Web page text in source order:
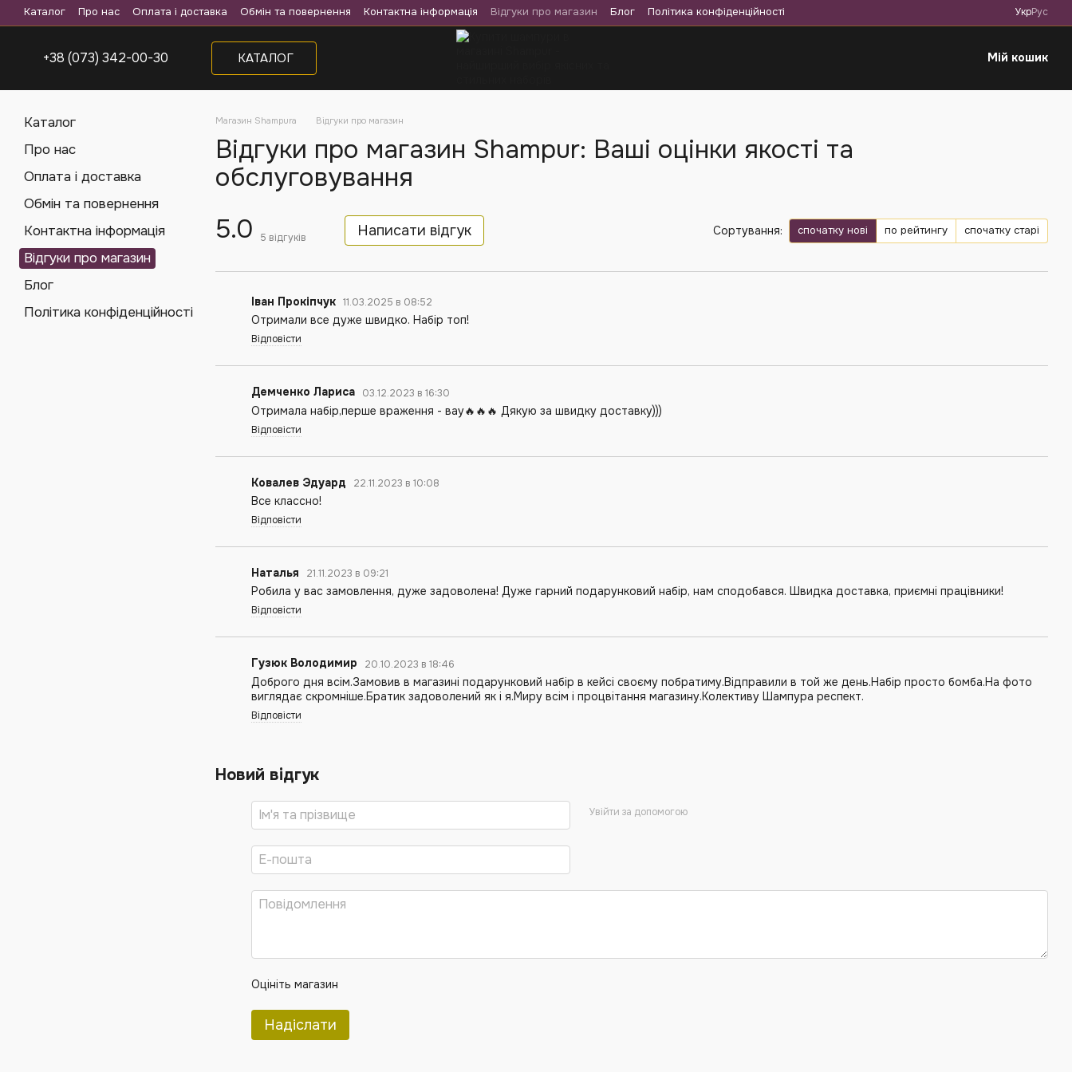
Перейти до основного контенту
Каталог Про нас Оплата і доставка Обмін та повернення Контактна інформація Відгуки про магазин Блог Політика конфіденційності УкрРус
+38 (073) 342-00-30 КАТАЛОГ Мій кошик
Магазин Shampura Відгуки про магазин
Відгуки про магазин Shampur: Ваші оцінки якості та
обслуговування
5.0
5 відгуків Написати відгук Сортування: спочатку нові по рейтингу спочатку старі
Іван Прокіпчук 11.03.2025 в 08:52
Отримали все дуже швидко. Набір топ!
Відповісти
Демченко Лариса 03.12.2023 в 16:30
Отримала набір,перше враження - вау🔥🔥🔥 Дякую за швидку доставку)))
Відповісти
Ковалев Эдуард 22.11.2023 в 10:08
Все классно!
Відповісти
Наталья 21.11.2023 в 09:21
Робила у вас замовлення, дуже задоволена! Дуже гарний подарунковий набір, нам сподобався. Швидка доставка, приємні працівники!
Відповісти
Гузюк Володимир 20.10.2023 в 18:46
Доброго дня всім.Замовив в магазині подарунковий набір в кейсі своєму побратиму.Відправили в той же день.Набір просто бомба.На фото
виглядає скромніше.Братик задоволений як і я.Миру всім і процвітання магазину.Колективу Шампура респект.
Відповісти
Новий відгук
Увійти за допомогою
Оцініть магазин
Надіслати
Каталог
Про нас
Оплата і доставка
Обмін та повернення
Контактна інформація
Відгуки про магазин
Блог
Політика конфіденційності